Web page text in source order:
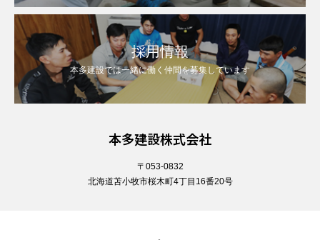
採用情報
本多建設では一緒に働く仲間を募集しています
本多建設株式会社
〒053-0832
北海道苫小牧市桜木町4丁目16番20号